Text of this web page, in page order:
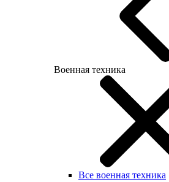
Военная техника
Все военная техника